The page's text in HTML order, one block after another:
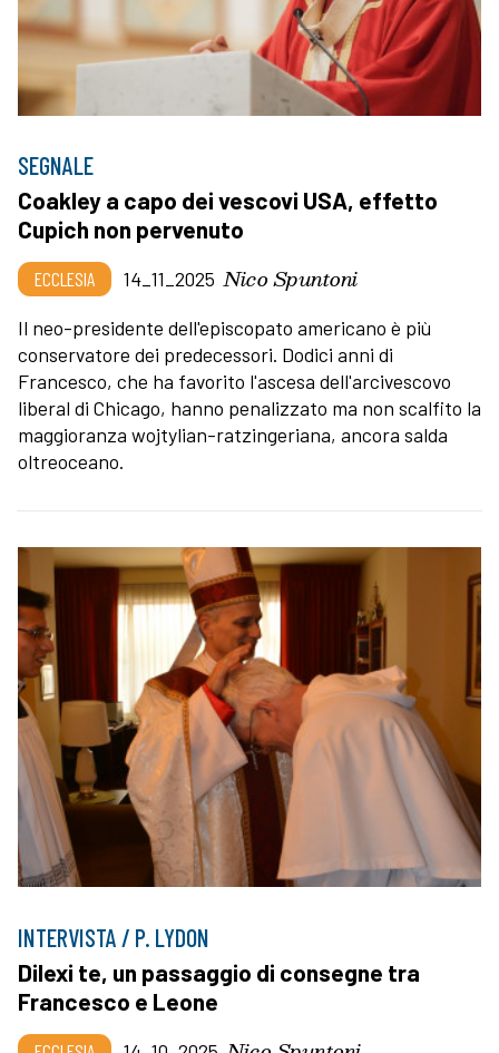
SEGNALE
Coakley a capo dei vescovi USA, effetto
Cupich non pervenuto
ECCLESIA 14_11_2025 Nico Spuntoni
Il neo-presidente dell'episcopato americano è più
conservatore dei predecessori. Dodici anni di
Francesco, che ha favorito l'ascesa dell'arcivescovo
liberal di Chicago, hanno penalizzato ma non scalfito la
maggioranza wojtylian-ratzingeriana, ancora salda
oltreoceano.
INTERVISTA / P. LYDON
Dilexi te, un passaggio di consegne tra
Francesco e Leone